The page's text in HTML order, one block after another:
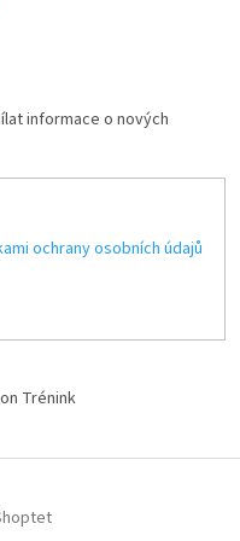
informace o nových
ochrany osobních údajů
Trénink